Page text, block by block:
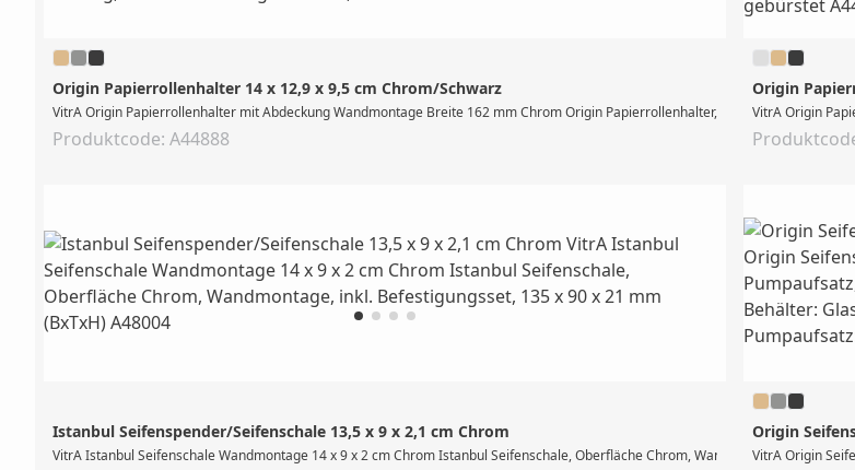
Origin Papierrollenhalter 14 x 12,9 x 9,5 cm Chrom/Schwarz
VitrA Origin Papierrollenhalter mit Abdeckung Wandmontage Breite 162 mm Chrom Origin Papierrollenhalter, mit Abdeckung,
Produktcode: A44888
Origin
VitrA Origin
Istanbul Seifenspender/Seifenschale 13,5 x 9 x 2,1 cm Chrom
VitrA Istanbul Seifenschale Wandmontage 14 x 9 x 2 cm Chrom Istanbul Seifenschale, Oberfläche Chrom, Wandmontage, inkl.
Origin
VitrA Origin